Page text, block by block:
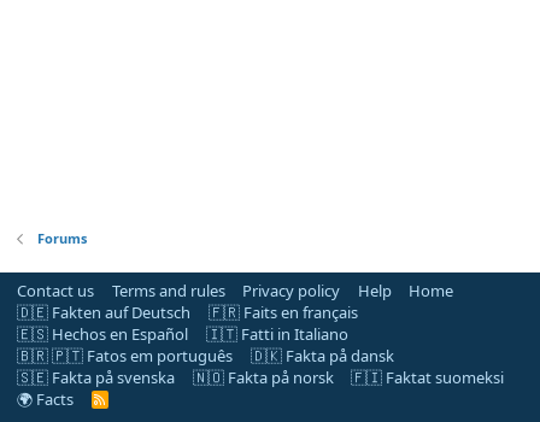
Forums
Contact us Terms and rules Privacy policy Help
Home
🇩🇪 Fakten auf Deutsch
🇫🇷 Faits en français
🇪🇸 Hechos en Español
🇮🇹 Fatti in Italiano
🇧🇷 🇵🇹 Fatos em português
🇩🇰 Fakta på dansk
🇸🇪 Fakta på svenska
🇳🇴 Fakta på norsk
🇫🇮 Faktat suomeksi
🌍 Facts
R